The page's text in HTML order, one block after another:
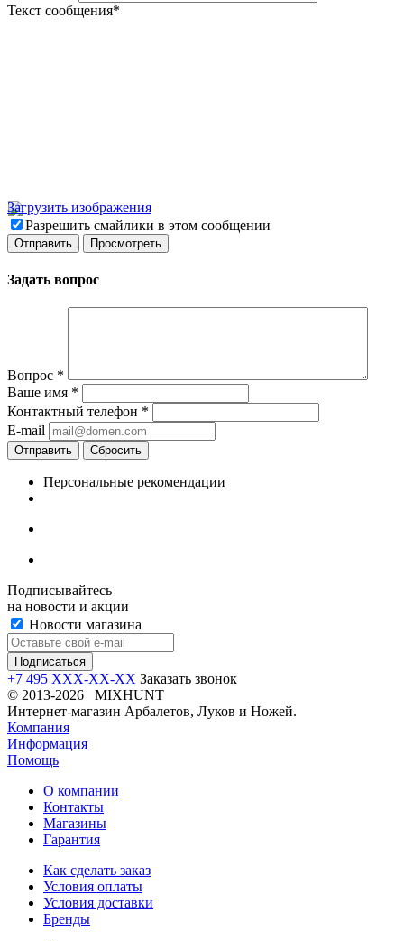
Текст сообщения*
Загрузить изображения
Разрешить смайлики в этом сообщении
Задать вопрос
Вопрос *
Ваше имя *
Контактный телефон *
E-mail
Отправить Сбросить
Персональные рекомендации
Подписывайтесь
на новости и акции
Новости магазина
+7 495 XXX-XX-XX Заказать звонок
© 2013-2026 MIXHUNT
Интернет-магазин Арбалетов, Луков и Ножей.
Компания
Информация
Помощь
О компании
Контакты
Магазины
Гарантия
Как сделать заказ
Условия оплаты
Условия доставки
Бренды